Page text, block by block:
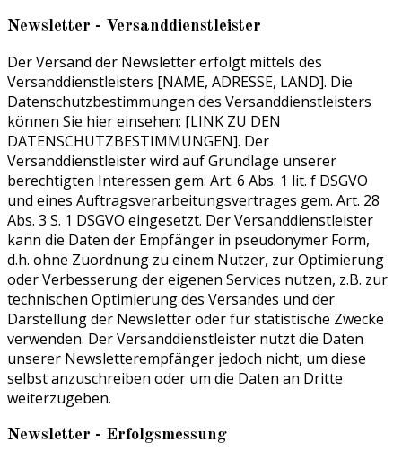
Newsletter - Versanddienstleister
Der Versand der Newsletter erfolgt mittels des
Versanddienstleisters [NAME, ADRESSE, LAND]. Die
Datenschutzbestimmungen des Versanddienstleisters
können Sie hier einsehen: [LINK ZU DEN
DATENSCHUTZBESTIMMUNGEN]. Der
Versanddienstleister wird auf Grundlage unserer
berechtigten Interessen gem. Art. 6 Abs. 1 lit. f DSGVO
und eines Auftragsverarbeitungsvertrages gem. Art. 28
Abs. 3 S. 1 DSGVO eingesetzt. Der Versanddienstleister
kann die Daten der Empfänger in pseudonymer Form,
d.h. ohne Zuordnung zu einem Nutzer, zur Optimierung
oder Verbesserung der eigenen Services nutzen, z.B. zur
technischen Optimierung des Versandes und der
Darstellung der Newsletter oder für statistische Zwecke
verwenden. Der Versanddienstleister nutzt die Daten
unserer Newsletterempfänger jedoch nicht, um diese
selbst anzuschreiben oder um die Daten an Dritte
weiterzugeben.
Newsletter - Erfolgsmessung